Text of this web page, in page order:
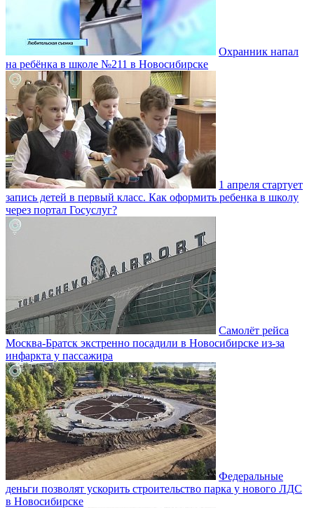
Охранник напал
на ребёнка в школе №211 в Новосибирске
1 апреля стартует
запись детей в первый класс. Как оформить ребенка в школу
через портал Госуслуг?
Самолёт рейса
Москва-Братск экстренно посадили в Новосибирске из-за
инфаркта у пассажира
Федеральные
деньги позволят ускорить строительство парка у нового ЛДС
в Новосибирске